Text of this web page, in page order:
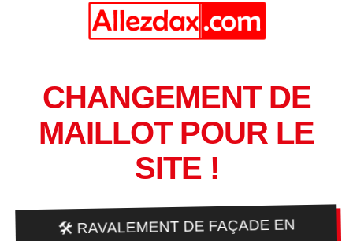
CHANGEMENT DE
MAILLOT POUR LE
SITE !
🛠️ RAVALEMENT DE FAÇADE EN